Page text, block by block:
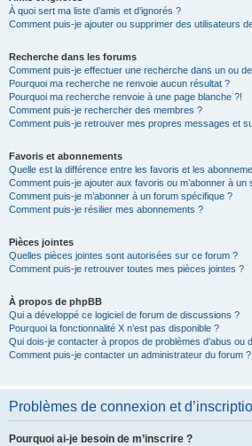
À quoi sert ma liste d’amis et d’ignorés ?
Comment puis-je ajouter ou supprimer des utilisateurs
Recherche dans les forums
Comment puis-je effectuer une recherche dans un ou
Pourquoi ma recherche ne renvoie aucun résultat ?
Pourquoi ma recherche renvoie à une page blanche ?!
Comment puis-je rechercher des membres ?
Comment puis-je retrouver mes propres messages et
Favoris et abonnements
Quelle est la différence entre les favoris et les
Comment puis-je ajouter aux favoris ou m’abonner à un
Comment puis-je m’abonner à un forum spécifique ?
Comment puis-je résilier mes abonnements ?
Pièces jointes
Quelles pièces jointes sont autorisées sur ce forum ?
Comment puis-je retrouver toutes mes pièces jointes ?
À propos de phpBB
Qui a développé ce logiciel de forum de discussions ?
Pourquoi la fonctionnalité X n’est pas disponible ?
Qui dois-je contacter à propos de problèmes d’abus ou
Comment puis-je contacter un administrateur du forum ?
Problèmes de connexion et
Pourquoi ai-je besoin de m’inscrire ?